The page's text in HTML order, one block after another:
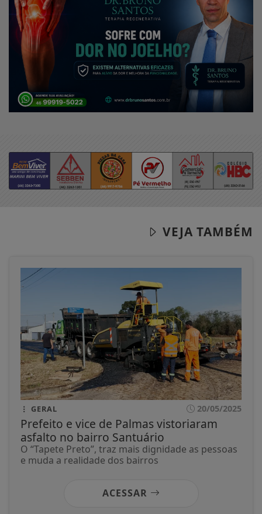
VEJA TAMBÉM
GERAL 20/05/2025
Prefeito e vice de Palmas vistoriaram
asfalto no bairro Santuário
O “Tapete Preto”, traz mais dignidade as pessoas
e muda a realidade dos bairros
ACESSAR